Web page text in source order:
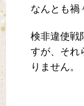
なんとも禍
検非違使戦
すが、それ
りません。